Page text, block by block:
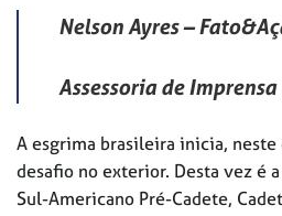
Nelson Ayres –
Assessoria de Imprensa
A esgrima brasileira inicia,
desafio no exterior. Desta vez é
Sul-Americano Pré-Cadete,